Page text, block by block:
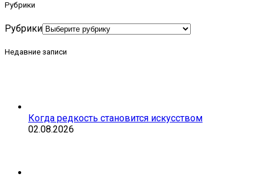
Рубрики
Рубрики
Недавние записи
Когда редкость становится искусством
02.08.2026